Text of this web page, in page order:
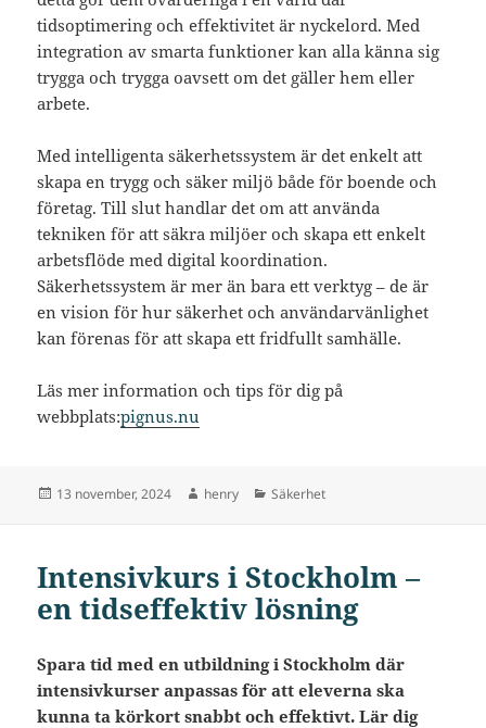
tidsoptimering och effektivitet är nyckelord. Med
integration av smarta funktioner kan alla känna sig
trygga och trygga oavsett om det gäller hem eller
arbete.
Med intelligenta säkerhetssystem är det enkelt att
skapa en trygg och säker miljö både för boende och
företag. Till slut handlar det om att använda
tekniken för att säkra miljöer och skapa ett enkelt
arbetsflöde med digital koordination.
Säkerhetssystem är mer än bara ett verktyg – de är
en vision för hur säkerhet och användarvänlighet
kan förenas för att skapa ett fridfullt samhälle.
Läs mer information och tips för dig på
webbplats:pignus.nu
Postat
13 november, 2024 Författare
henry Kategorier
Säkerhet
Intensivkurs i Stockholm –
en tidseffektiv lösning
Spara tid med en utbildning i Stockholm där
intensivkurser anpassas för att eleverna ska
kunna ta körkort snabbt och effektivt. Lär dig